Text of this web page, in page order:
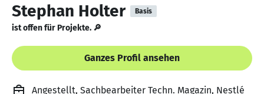
Stephan Holter Basis
ist offen für Projekte. 🔎
Ganzes Profil ansehen
Angestellt, Sachbearbeiter Techn. Magazin, Nestlé